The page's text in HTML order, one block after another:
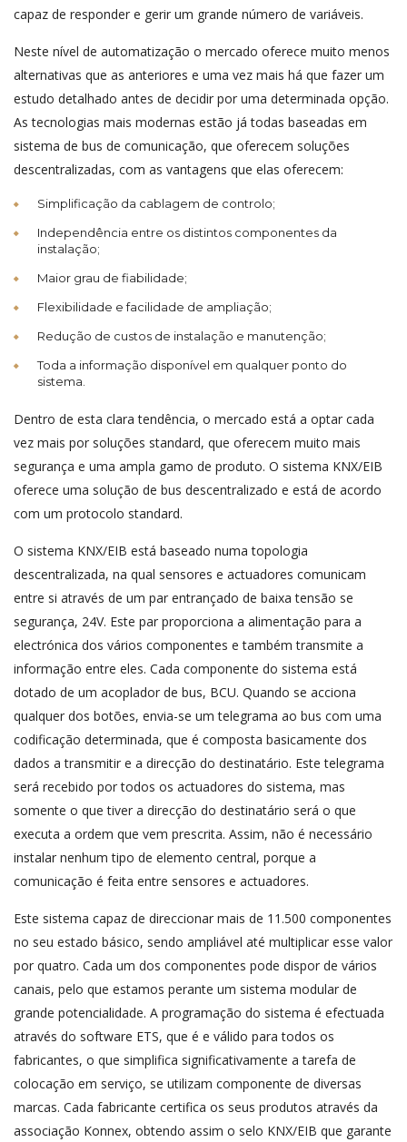
capaz de responder e gerir um grande número de variáveis.
Neste nível de automatização o mercado oferece muito menos
alternativas que as anteriores e uma vez mais há que fazer um
estudo detalhado antes de decidir por uma determinada opção.
As tecnologias mais modernas estão já todas baseadas em
sistema de bus de comunicação, que oferecem soluções
descentralizadas, com as vantagens que elas oferecem:
Simplificação da cablagem de controlo;
Independência entre os distintos componentes da
instalação;
Maior grau de fiabilidade;
Flexibilidade e facilidade de ampliação;
Redução de custos de instalação e manutenção;
Toda a informação disponível em qualquer ponto do
sistema.
Dentro de esta clara tendência, o mercado está a optar cada
vez mais por soluções standard, que oferecem muito mais
segurança e uma ampla gamo de produto. O sistema KNX/EIB
oferece uma solução de bus descentralizado e está de acordo
com um protocolo standard.
O sistema KNX/EIB está baseado numa topologia
descentralizada, na qual sensores e actuadores comunicam
entre si através de um par entrançado de baixa tensão se
segurança, 24V. Este par proporciona a alimentação para a
electrónica dos vários componentes e também transmite a
informação entre eles. Cada componente do sistema está
dotado de um acoplador de bus, BCU. Quando se acciona
qualquer dos botões, envia-se um telegrama ao bus com uma
codificação determinada, que é composta basicamente dos
dados a transmitir e a direcção do destinatário. Este telegrama
será recebido por todos os actuadores do sistema, mas
somente o que tiver a direcção do destinatário será o que
executa a ordem que vem prescrita. Assim, não é necessário
instalar nenhum tipo de elemento central, porque a
comunicação é feita entre sensores e actuadores.
Este sistema capaz de direccionar mais de 11.500 componentes
no seu estado básico, sendo ampliável até multiplicar esse valor
por quatro. Cada um dos componentes pode dispor de vários
canais, pelo que estamos perante um sistema modular de
grande potencialidade. A programação do sistema é efectuada
através do software ETS, que é e válido para todos os
fabricantes, o que simplifica significativamente a tarefa de
colocação em serviço, se utilizam componente de diversas
marcas. Cada fabricante certifica os seus produtos através da
associação Konnex, obtendo assim o selo KNX/EIB que garante